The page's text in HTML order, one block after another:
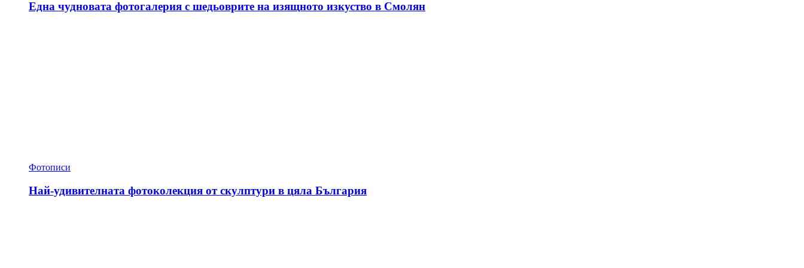
Една чудновата фотогалерия с шедьоврите на изящното изкуство в Смолян
Фотописи
Най-удивителната фотоколекция от скулптури в цяла България